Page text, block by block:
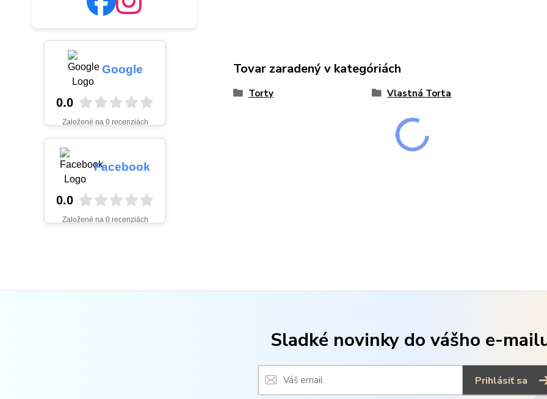
Google
0.0
Založené na 0 recenziách
Facebook
0.0
Založené na 0 recenziách
Tovar zaradený v kategóriách
Torty Vlastná Torta
Sladké novinky do vášho e-
Prihlásiť sa